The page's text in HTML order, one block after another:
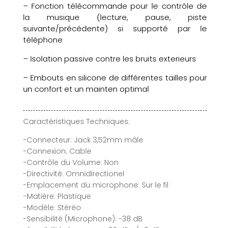
– Fonction télécommande pour le contrôle de
la musique (lecture, pause, piste
suivante/précédente) si supporté par le
téléphone
– Isolation passive contre les bruits exterieurs
– Embouts en silicone de différentes tailles pour
un confort et un mainten optimal
Caractéristiques Techniques:
-Connecteur: Jack 3,52mm mâle
-Connexion: Cable
-Contrôle du Volume: Non
-Directivité: Omnidirectionel
-Emplacement du microphone: Sur le fil
-Matière: Plastique
-Modèle: Stéréo
-Sensibilité (Microphone): -38 dB